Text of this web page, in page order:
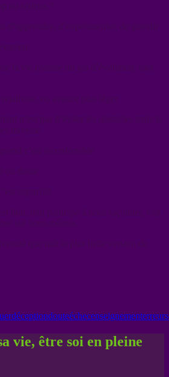
déceptiondouteéchecenseignementerreurs
vie, être soi en pleine